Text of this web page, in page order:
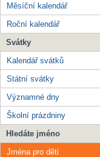
Měsíční kalendář
Roční kalendář
Svátky
Kalendář svátků
Státní svátky
Významné dny
Školní prázdniny
Hledáte jméno
Jména pro děti